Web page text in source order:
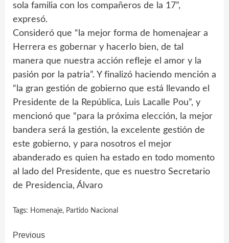
sola familia con los compañeros de la 17”,
expresó.
Consideró que “la mejor forma de homenajear a
Herrera es gobernar y hacerlo bien, de tal
manera que nuestra acción refleje el amor y la
pasión por la patria”. Y finalizó haciendo mención a
“la gran gestión de gobierno que está llevando el
Presidente de la República, Luis Lacalle Pou”, y
mencionó que “para la próxima elección, la mejor
bandera será la gestión, la excelente gestión de
este gobierno, y para nosotros el mejor
abanderado es quien ha estado en todo momento
al lado del Presidente, que es nuestro Secretario
de Presidencia, Álvaro
Tags: Homenaje, Partido Nacional
Continue
Previous